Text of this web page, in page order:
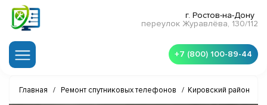
г. Ростов-на-Дону
переулок Журавлёва, 130/112
+7 (800) 100-89-44
Главная / Ремонт спутниковых телефонов / Кировский район